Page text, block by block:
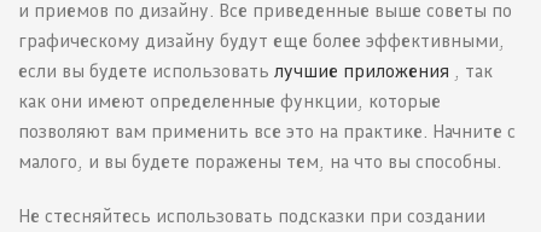
и приемов по дизайну. Все приведенные выше советы по
графическому дизайну будут еще более эффективными,
если вы будете использовать лучшие приложения , так
как они имеют определенные функции, которые
позволяют вам применить все это на практике. Начните с
малого, и вы будете поражены тем, на что вы способны.
Не стесняйтесь использовать подсказки при создании